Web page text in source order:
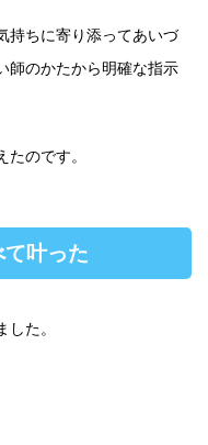
持ちに寄り添ってあいづ
師のかたから明確な指示
のです。
叶った
た。